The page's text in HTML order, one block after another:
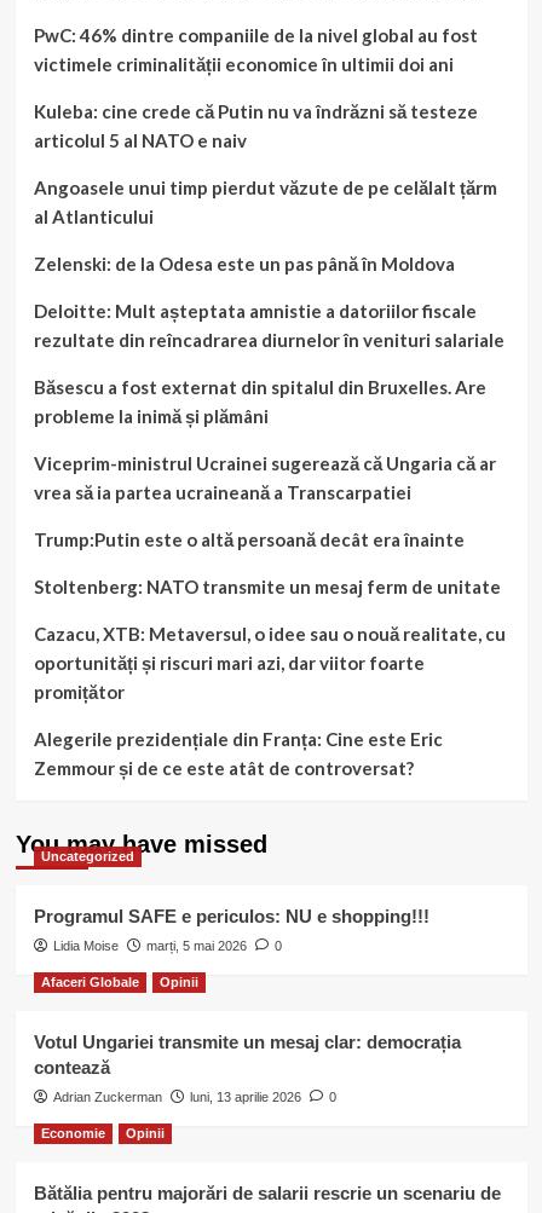
PwC: 46% dintre companiile de la nivel global au fost
victimele criminalității economice în ultimii doi ani
Kuleba: cine crede că Putin nu va îndrăzni să testeze
articolul 5 al NATO e naiv
Angoasele unui timp pierdut văzute de pe celălalt țărm
al Atlanticului
Zelenski: de la Odesa este un pas până în Moldova
Deloitte: Mult așteptata amnistie a datoriilor fiscale
rezultate din reîncadrarea diurnelor în venituri salariale
Băsescu a fost externat din spitalul din Bruxelles. Are
probleme la inimă și plămâni
Viceprim-ministrul Ucrainei sugerează că Ungaria că ar
vrea să ia partea ucraineană a Transcarpatiei
Trump:Putin este o altă persoană decât era înainte
Stoltenberg: NATO transmite un mesaj ferm de unitate
Cazacu, XTB: Metaversul, o idee sau o nouă realitate, cu
oportunități și riscuri mari azi, dar viitor foarte
promițător
Alegerile prezidențiale din Franța: Cine este Eric
Zemmour și de ce este atât de controversat?
You may have missed
Uncategorized
Programul SAFE e periculos: NU e shopping!!!
Lidia Moise marți, 5 mai 2026 0
Afaceri Globale Opinii
Votul Ungariei transmite un mesaj clar: democrația
contează
Adrian Zuckerman luni, 13 aprilie 2026 0
Economie Opinii
Bătălia pentru majorări de salarii rescrie un scenariu de